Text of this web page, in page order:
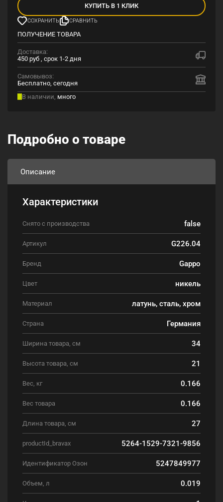
КУПИТЬ В 1 КЛИК
СОХРАНИТЬ СРАВНИТЬ
ПОЛУЧЕНИЕ ТОВАРА
Доставка:
450 руб , срок 1-2 дня
Самовывоз:
Бесплатно, сегодня
В наличии, много
Подробно о товаре
Описание
Характеристики
Снято с производства false
Артикул G226.04
Бренд Gappo
Цвет никель
Материал латунь, сталь, хром
Страна Германия
Ширина товара, см 34
Высота товара, см 21
Вес, кг 0.166
Вес товара 0.166
Длина товара, см 27
productId_bravax 5264-1529-7321-9856
Идентификатор Озон 5247849977
Объем, л 0.019